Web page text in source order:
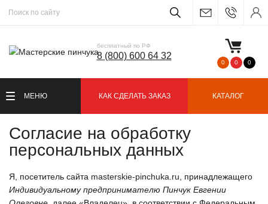
бесплатный по РФ
8 (800) 600 64 32
0 0 0
МЕНЮ КАК СДЕЛАТЬ ЗАКАЗ КАТАЛОГ
Согласие на обработку
персональных данных
Я, посетитель сайта masterskie-pinchuka.ru , принадлежащего
Индивидуальному предпринимателю Пинчук Евгении